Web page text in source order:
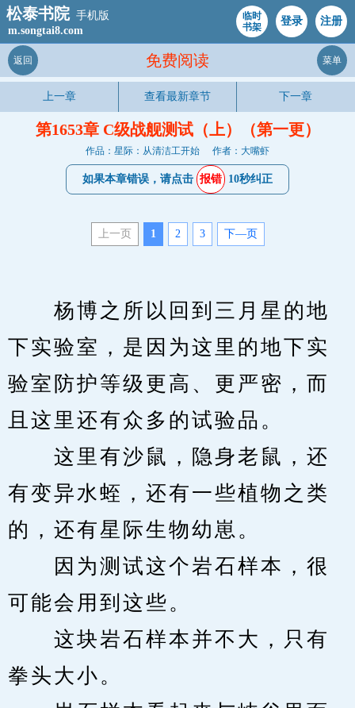
松泰书院 手机版
m.songtai8.com
临时
书架
登录 注册
免费阅读
返回 菜单
上一章 查看最新章节 下一章
第1653章 C级战舰测试（上）（第一更）
作品：星际：从清洁工开始 作者：大嘴虾
如果本章错误，请点击 报错 10秒纠正
上一页 1 2 3 下—页
杨博之所以回到三月星的地
下实验室，是因为这里的地下实
验室防护等级更高、更严密，而
且这里还有众多的试验品。
这里有沙鼠，隐身老鼠，还
有变异水蛭，还有一些植物之类
的，还有星际生物幼崽。
因为测试这个岩石样本，很
可能会用到这些。
这块岩石样本并不大，只有
拳头大小。